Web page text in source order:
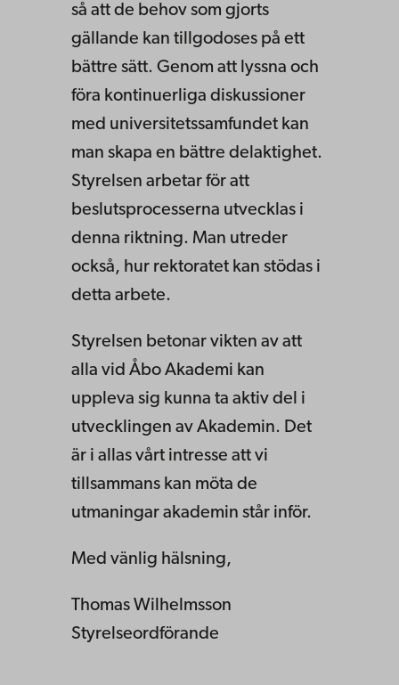
så att de behov som gjorts
gällande kan tillgodoses på ett
bättre sätt. Genom att lyssna och
föra kontinuerliga diskussioner
med universitetssamfundet kan
man skapa en bättre delaktighet.
Styrelsen arbetar för att
beslutsprocesserna utvecklas i
denna riktning. Man utreder
också, hur rektoratet kan stödas i
detta arbete.
Styrelsen betonar vikten av att
alla vid Åbo Akademi kan
uppleva sig kunna ta aktiv del i
utvecklingen av Akademin. Det
är i allas vårt intresse att vi
tillsammans kan möta de
utmaningar akademin står inför.
Med vänlig hälsning,
Thomas Wilhelmsson
Styrelseordförande